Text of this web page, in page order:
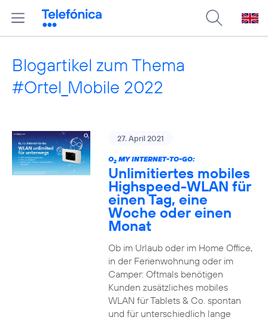
Blogartikel zum Thema
#Ortel_Mobile 2022
27. April 2021
O2MY INTERNET-TO-GO:
Unlimitiertes mobiles
Highspeed-WLAN für
einen Tag, eine
Woche oder einen
Monat
Ob im Urlaub oder im Home Office,
in der Ferienwohnung oder im
Camper: Oftmals benötigen
Kunden zusätzliches mobiles
WLAN für Tablets & Co. spontan
und für unterschiedlich lange